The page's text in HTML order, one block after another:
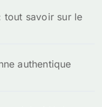
tout savoir sur le
authentique